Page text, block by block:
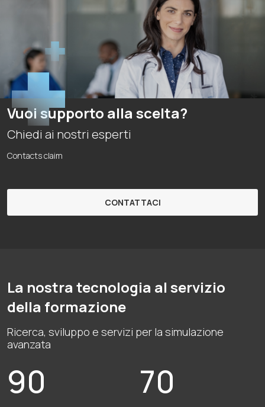
Vuoi supporto alla scelta?
Chiedi ai nostri esperti
Contacts claim
CONTATTACI
La nostra tecnologia al servizio
della formazione
Ricerca, sviluppo e servizi per la simulazione
avanzata
90 70